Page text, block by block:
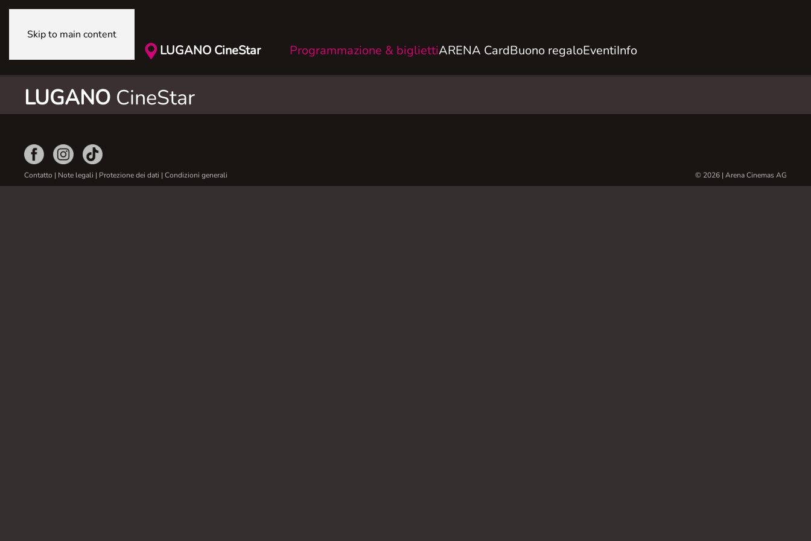
Skip to main content
LUGANO CineStar Programmazione & bigliettiARENA CardBuono regaloEventiInfo
LUGANO CineStar
Contatto | Note legali | Protezione dei dati | Condizioni generali © 2026 | Arena Cinemas AG